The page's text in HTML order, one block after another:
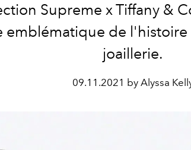
Supreme x Tiffany &
emblématique de l'histoire
joaillerie.
09.11.2021 by Alyssa